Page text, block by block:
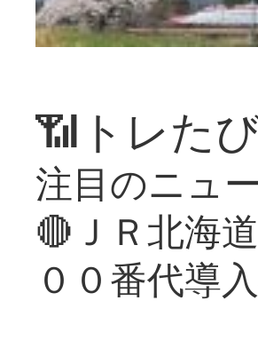
📶トレた
注目のニュ
🔴ＪＲ北海
００番代導